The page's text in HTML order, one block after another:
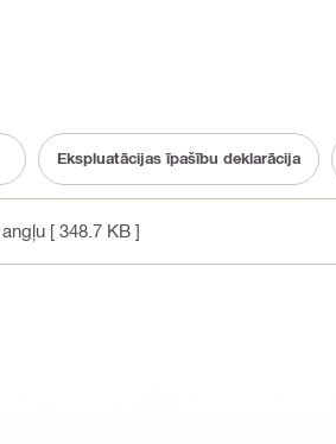
Ekspluatācijas īpašību deklarācija
, angļu [ 348.7 KB ]